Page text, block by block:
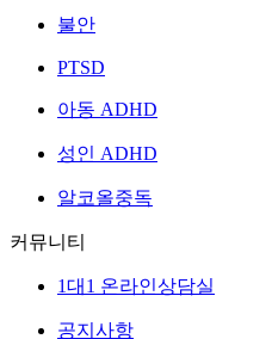
불안
PTSD
아동 ADHD
성인 ADHD
알코올중독
커뮤니티
1대1 온라인상담실
공지사항